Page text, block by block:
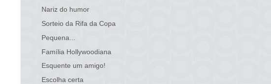
Nariz do humor
Sorteio da Rifa da Copa
Pequena...
Família Hollywoodiana
Esquente um amigo!
Escolha certa